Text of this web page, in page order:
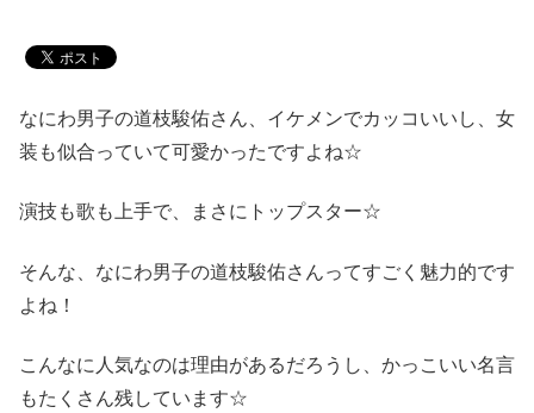
なにわ男子の道枝駿佑さん、イケメンでカッコいいし、女
装も似合っていて可愛かったですよね☆
演技も歌も上手で、まさにトップスター☆
そんな、なにわ男子の道枝駿佑さんってすごく魅力的です
よね！
こんなに人気なのは理由があるだろうし、かっこいい名言
もたくさん残しています☆